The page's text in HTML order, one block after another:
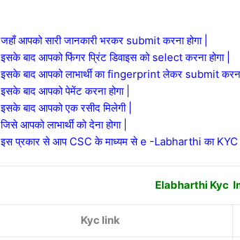
जहाँ आपको सारी जानकारी भरकर submit करना होगा |
इसके बाद आपको फिंगर प्रिंट डिवाइस को select करना होगा |
इसके बाद आपको लाभार्थी का fingerprint लेकर submit करना
इसके बाद आपको पेमेंट करना होगा |
इसके बाद आपको एक रसीद मिलेगी |
जिसे आपको लाभार्थी को देना होगा |
इस प्रकार से आप CSC के माध्यम से e -Labharthi का KYC
Elabharthi Kyc
Kyc link